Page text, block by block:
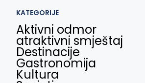
KATEGORIJE
Aktivni odmor
atraktivni smještaj
Destinacije
Gastronomija
Kultura